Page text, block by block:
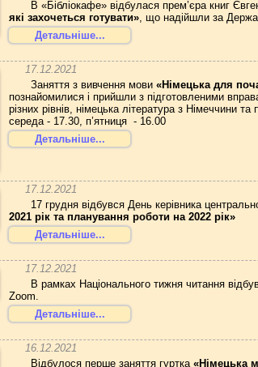
В «Бібліокафе» відбулася прем’єра книг
які захочеться готувати», що надійшли за
Детальніше...
17.12.2021
Заняття з вивчення мови «Німецька для
познайомилися і прийшли з підготовленими
різних рівнів, німецька література з Німеччини
середа - 17.30, п’ятниця - 16.00
Детальніше...
17.12.2021
17 грудня відбувся День керівника
2021 рік та планування роботи на 2022 рік»
Детальніше...
17.12.2021
В рамках Національного тижня читання
Zoom.
Детальніше...
16.12.2021
Відбулося перше заняття гуртка «Німецька